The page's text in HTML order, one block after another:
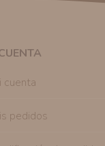
que esté debidamente
corregirla y
cuenta
pedidos